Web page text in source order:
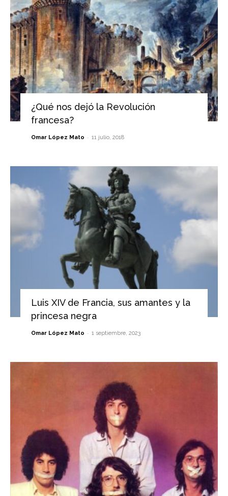
¿Qué nos dejó la Revolución
francesa?
Omar López Mato - 11 julio, 2018
Luis XIV de Francia, sus amantes y la
princesa negra
Omar López Mato - 1 septiembre, 2023